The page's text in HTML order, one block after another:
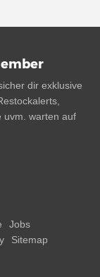
dir exklusive
uvm. warten auf
Jobs
Sitemap